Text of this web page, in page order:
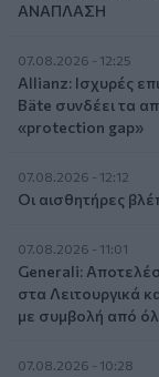
ΑΝΑΠΛΑΣΗ
07.08.2026 - 12:25
Allianz: Ισχυρές
Bäte συνδέει τα
«protection gap»
07.08.2026 - 12:12
Οι αισθητήρες
07.08.2026 - 11:01
Generali:
στα Λειτουργικά
με συμβολή από
07.08.2026 - 10:28